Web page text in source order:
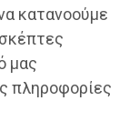
κατανοούμε
μας
πληροφορίες